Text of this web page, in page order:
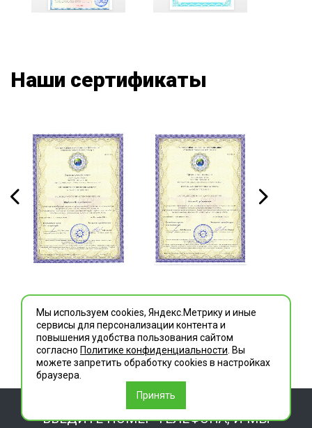
Наши сертификаты
ВВЕДИТЕ НОМЕР ТЕЛЕФОНА, И МЫ
Мы используем cookies, Яндекс.Метрику и иные
сервисы для персонализации контента и
повышения удобства пользования сайтом
согласно Политике конфиденциальности . Вы
можете запретить обработку сookies в настройках
браузера.
Принять